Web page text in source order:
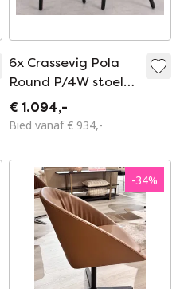
6x Crassevig Pola
Round P/4W stoel
blauw
€ 1.094,-
Bied vanaf € 934,-
-34%